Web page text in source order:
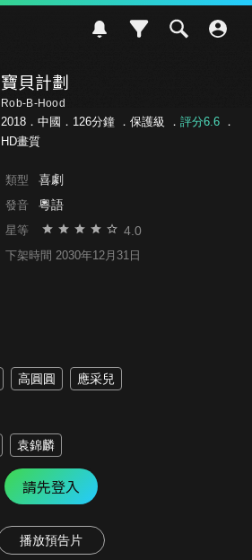
寶貝計劃
Rob-B-Hood
2018．中國．126分鐘 ． 保護級 ． 評分6.6．
HD畫質
類型 喜劇
發音 粵語
星等 4.0
下架時間 2030年12月31日
高圓圓 應采兒
袁錦麟
請先登入
播放預告片